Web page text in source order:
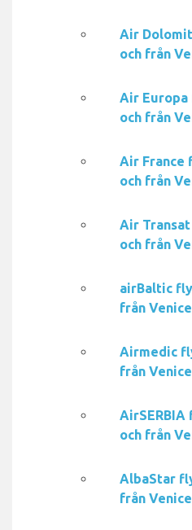
Air
och från
Air
och från
Air
och från
Air
och från
airBaltic
från
Airmedic
från
och från
AlbaStar
från